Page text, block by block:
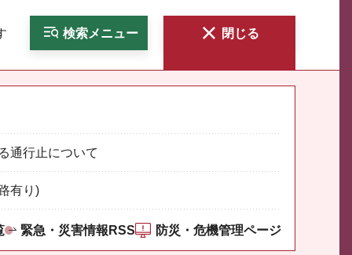
検索メニュー 閉じる
通行止について
有り)
緊急・災害情報RSS 防災・危機管理ページ